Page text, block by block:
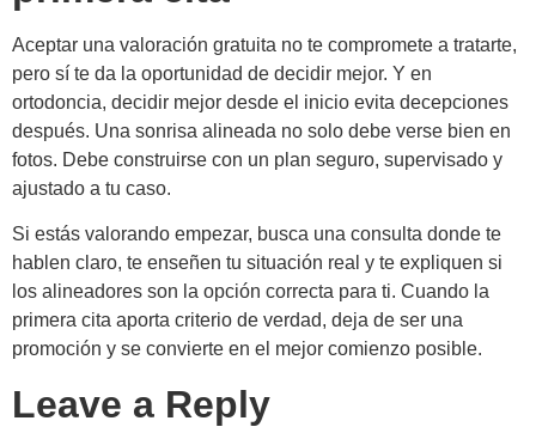
Aceptar una valoración gratuita no te compromete a tratarte,
pero sí te da la oportunidad de decidir mejor. Y en
ortodoncia, decidir mejor desde el inicio evita decepciones
después. Una sonrisa alineada no solo debe verse bien en
fotos. Debe construirse con un plan seguro, supervisado y
ajustado a tu caso.
Si estás valorando empezar, busca una consulta donde te
hablen claro, te enseñen tu situación real y te expliquen si
los alineadores son la opción correcta para ti. Cuando la
primera cita aporta criterio de verdad, deja de ser una
promoción y se convierte en el mejor comienzo posible.
Leave a Reply